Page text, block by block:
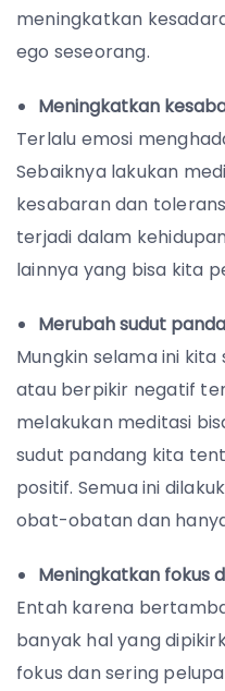
meningkatkan
ego seseorang.
Meningkatkan
Terlalu emosi
Sebaiknya lakukan
kesabaran dan
terjadi dalam
lainnya yang bisa kita
Merubah sudut
Mungkin selama ini
atau berpikir negatif
melakukan meditasi
sudut pandang kita
positif. Semua ini
obat-obatan dan
Meningkatkan fokus
Entah karena
banyak hal yang
fokus dan sering